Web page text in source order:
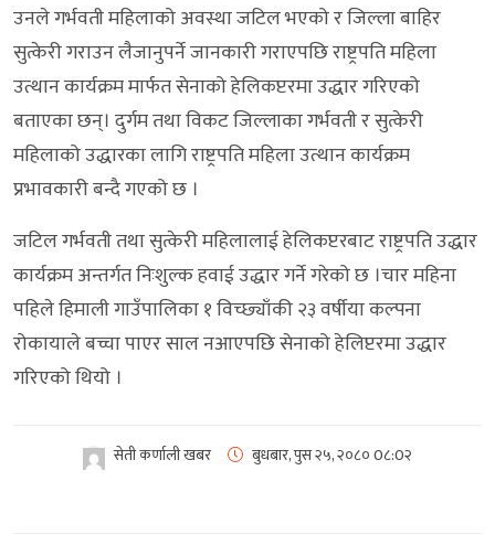
उनले गर्भवती महिलाको अवस्था जटिल भएको र जिल्ला बाहिर
सुत्केरी गराउन लैजानुपर्ने जानकारी गराएपछि राष्ट्रपति महिला
उत्थान कार्यक्रम मार्फत सेनाको हेलिकप्टरमा उद्धार गरिएको
बताएका छन्। दुर्गम तथा विकट जिल्लाका गर्भवती र सुत्केरी
महिलाको उद्धारका लागि राष्ट्रपति महिला उत्थान कार्यक्रम
प्रभावकारी बन्दै गएको छ ।
जटिल गर्भवती तथा सुत्केरी महिलालाई हेलिकप्टरबाट राष्ट्रपति उद्धार
कार्यक्रम अन्तर्गत निःशुल्क हवाई उद्धार गर्ने गरेको छ ।चार महिना
पहिले हिमाली गाउँपालिका १ विच्छ्याँकी २३ वर्षीया कल्पना
रोकायाले बच्चा पाएर साल नआएपछि सेनाको हेलिप्टरमा उद्धार
गरिएको थियो ।
सेती कर्णाली खबर बुधबार, पुस २५, २०८०0८:0२